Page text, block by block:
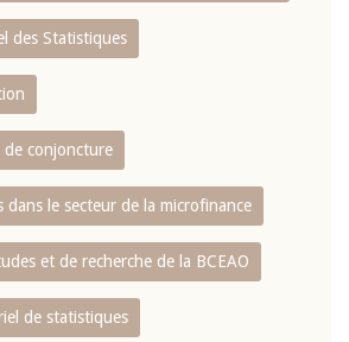
des Statistiques
de conjoncture
dans le secteur de la microfinance
et de recherche de la BCEAO
de statistiques